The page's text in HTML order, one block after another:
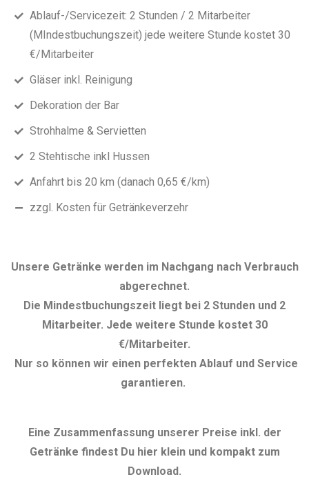
Ablauf-/Servicezeit: 2 Stunden / 2 Mitarbeiter
(MIndestbuchungszeit) jede weitere Stunde kostet 30
€/Mitarbeiter
Gläser inkl. Reinigung
Dekoration der Bar
Strohhalme & Servietten
2 Stehtische inkl Hussen
Anfahrt bis 20 km (danach 0,65 €/km)
zzgl. Kosten für Getränkeverzehr
Unsere Getränke werden im Nachgang nach Verbrauch
abgerechnet.
Die Mindestbuchungszeit liegt bei 2 Stunden und 2
Mitarbeiter. Jede weitere Stunde kostet 30
€/Mitarbeiter.
Nur so können wir einen perfekten Ablauf und Service
garantieren.
Eine Zusammenfassung unserer Preise inkl. der
Getränke findest Du hier klein und kompakt zum
Download.